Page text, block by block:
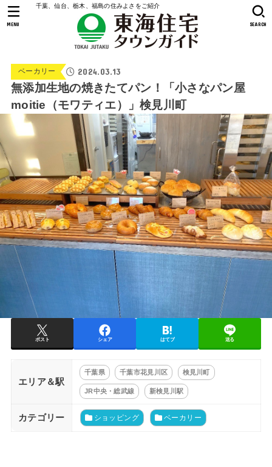
千葉、仙台、栃木、福島の住みよさをご紹介
SEARCH
MENU
ベーカリー 2024.03.13
無添加生地の焼きたてパン！「小さなパン屋
moitie（モワティエ）」検見川町
ポスト シェア はてブ 送る
エリア＆駅
千葉県 千葉市花見川区 検見川町
JR中央・総武線 新検見川駅
カテゴリー ショッピング ベーカリー